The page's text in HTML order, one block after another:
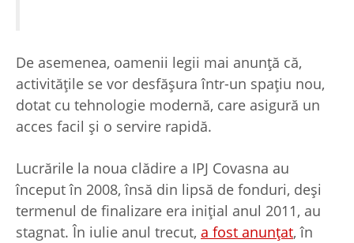
De asemenea, oamenii legii mai anunță că,
activitățile se vor desfășura într-un spaţiu nou,
dotat cu tehnologie modernă, care asigură un
acces facil și o servire rapidă.
Lucrările la noua clădire a IPJ Covasna au
început în 2008, însă din lipsă de fonduri, deși
termenul de finalizare era inițial anul 2011, au
stagnat. În iulie anul trecut, a fost anunțat, în